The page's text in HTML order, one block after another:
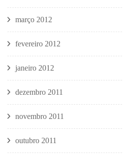
março 2012
fevereiro 2012
janeiro 2012
dezembro 2011
novembro 2011
outubro 2011